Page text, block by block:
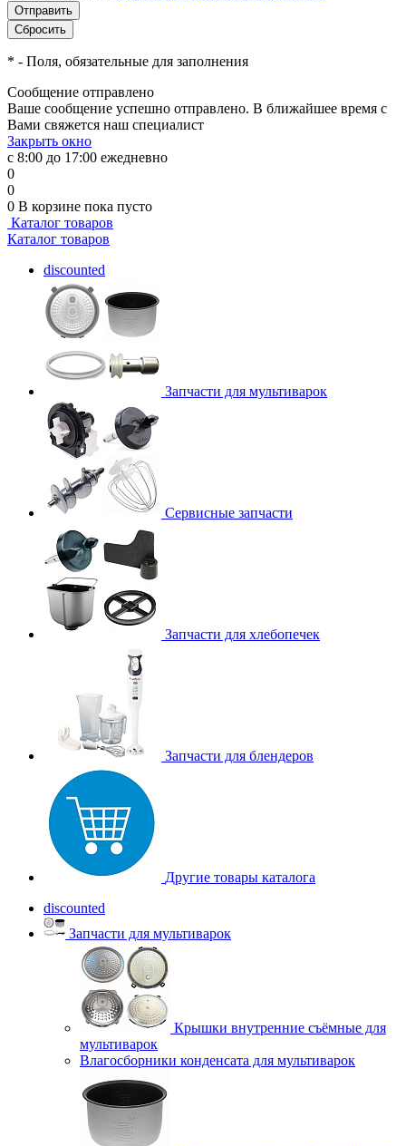
* - Поля, обязательные для заполнения
Сообщение отправлено
Ваше сообщение успешно отправлено. В ближайшее время с
Вами свяжется наш специалист
Закрыть окно
с 8:00 до 17:00 ежедневно
0
0
0 В корзине пока пусто
Каталог товаров
Каталог товаров
discounted
Запчасти для мультиварок
Сервисные запчасти
Запчасти для хлебопечек
Запчасти для блендеров
Другие товары каталога
discounted
Запчасти для мультиварок
Крышки внутренние съёмные для
мультиварок
Влагосборники конденсата для мультиварок